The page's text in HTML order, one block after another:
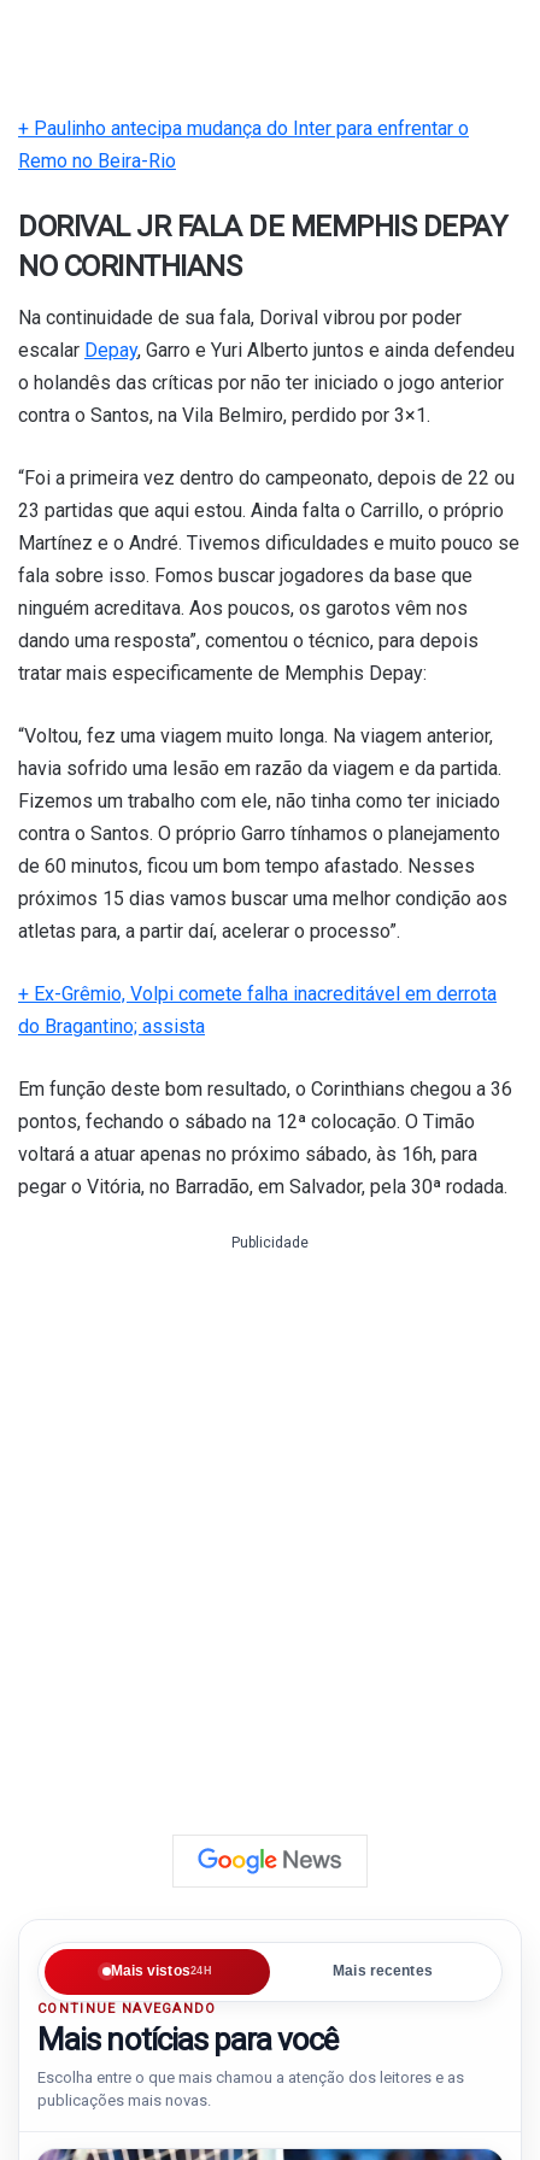
+ Paulinho antecipa mudança do Inter para enfrentar o
Remo no Beira-Rio
DORIVAL JR FALA DE MEMPHIS DEPAY
NO CORINTHIANS
Na continuidade de sua fala, Dorival vibrou por poder
escalar Depay, Garro e Yuri Alberto juntos e ainda defendeu
o holandês das críticas por não ter iniciado o jogo anterior
contra o Santos, na Vila Belmiro, perdido por 3×1.
“Foi a primeira vez dentro do campeonato, depois de 22 ou
23 partidas que aqui estou. Ainda falta o Carrillo, o próprio
Martínez e o André. Tivemos dificuldades e muito pouco se
fala sobre isso. Fomos buscar jogadores da base que
ninguém acreditava. Aos poucos, os garotos vêm nos
dando uma resposta”, comentou o técnico, para depois
tratar mais especificamente de Memphis Depay:
“Voltou, fez uma viagem muito longa. Na viagem anterior,
havia sofrido uma lesão em razão da viagem e da partida.
Fizemos um trabalho com ele, não tinha como ter iniciado
contra o Santos. O próprio Garro tínhamos o planejamento
de 60 minutos, ficou um bom tempo afastado. Nesses
próximos 15 dias vamos buscar uma melhor condição aos
atletas para, a partir daí, acelerar o processo”.
+ Ex-Grêmio, Volpi comete falha inacreditável em derrota
do Bragantino; assista
Em função deste bom resultado, o Corinthians chegou a 36
pontos, fechando o sábado na 12ª colocação. O Timão
voltará a atuar apenas no próximo sábado, às 16h, para
pegar o Vitória, no Barradão, em Salvador, pela 30ª rodada.
Publicidade
Mais vistos24H Mais recentes
CONTINUE NAVEGANDO
Mais notícias para você
Escolha entre o que mais chamou a atenção dos leitores e as
publicações mais novas.